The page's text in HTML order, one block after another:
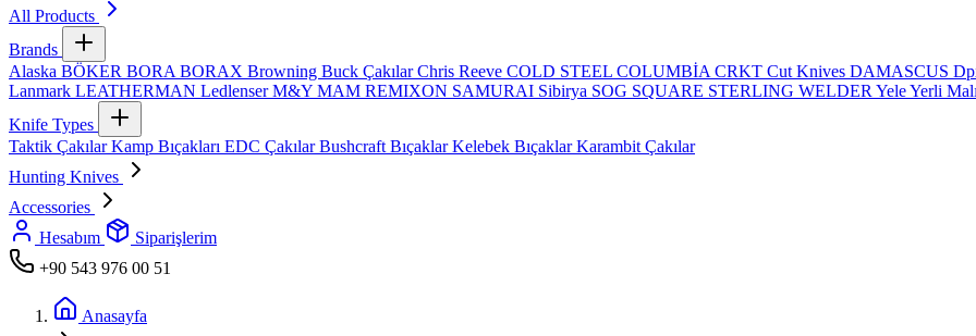
All Products
Brands
Alaska BÖKER BORA BORAX Browning Buck ÇakılarChris Reeve COLD STEEL COLUMBİA CRKT Cut Knives DAMASCUS
Lanmark LEATHERMAN LedlenserM&Y MAM REMIXON SAMURAI Sibirya SOG SQUARE STERLING WELDER YeleYerli
Knife Types
Taktik ÇakılarKamp Bıçakları EDC ÇakılarBushcraft BıçaklarKelebek BıçaklarKarambit Çakılar
Hunting Knives
Accessories
Hesabım
Siparişlerim
+90 543 976 00 51
Anasayfa